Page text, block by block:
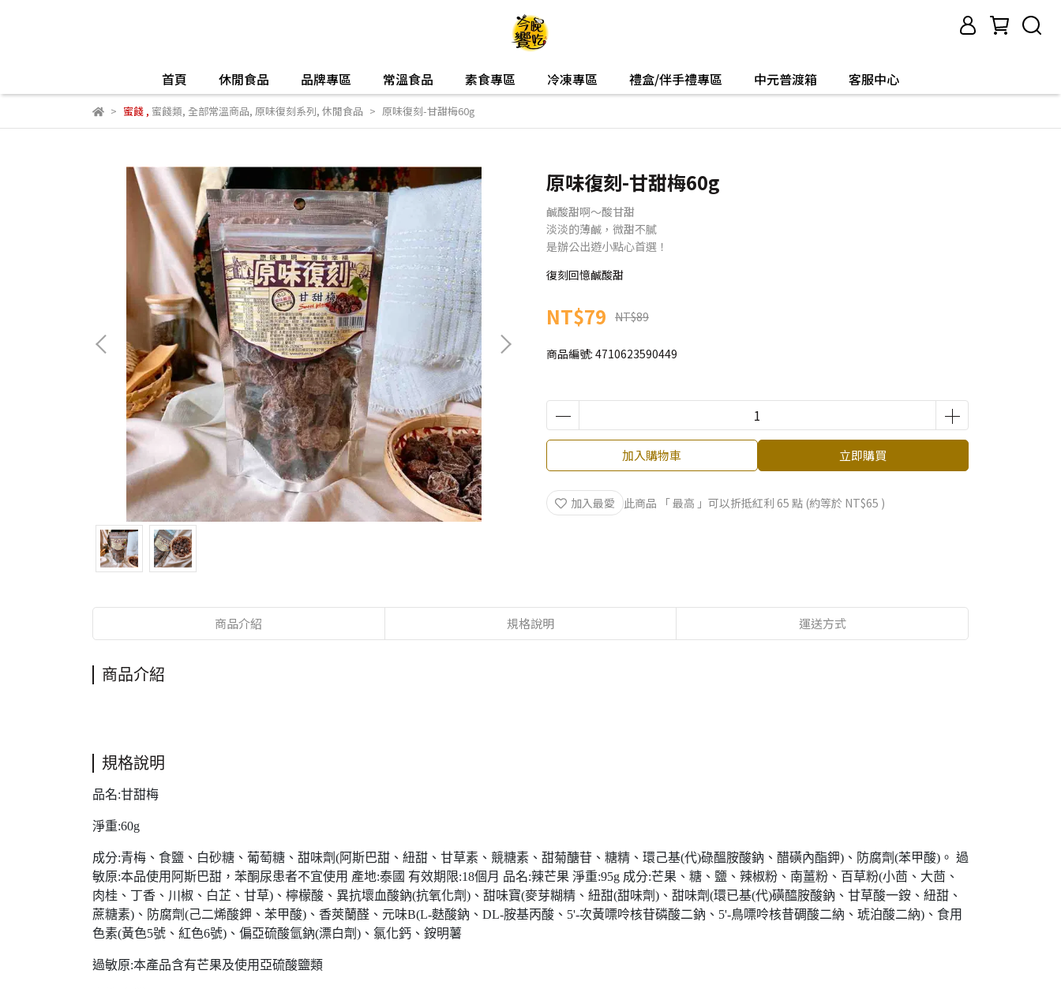
首頁 休閒食品 品牌專區 常溫食品 素食專區 冷凍專區 禮盒/伴手禮專區 中元普渡箱 客服中心
蜜餞, 蜜餞類, 全部常溫商品, 原味復刻系列, 休閒食品 原味復刻-甘甜梅60g
原味復刻-甘甜梅60g
鹹酸甜啊～酸甘甜
淡淡的薄鹹，微甜不膩
是辦公出遊小點心首選！
復刻回憶鹹酸甜
NT$79 NT$89
商品編號: 4710623590449
加入購物車 立即購買
加入最愛 此商品 「 最高 」可以折抵紅利 65 點 (約等於 NT$65 )
商品介紹 規格說明 運送方式
商品介紹
規格說明
品名:甘甜梅
淨重:60g
成分:青梅、食鹽、白砂糖、葡萄糖、甜味劑(阿斯巴甜、紐甜、甘草素、競糖素、甜菊醣苷、糖精、環己基(代)碌醞胺酸鈉、醋磺內酯鉀)、防腐劑(苯甲酸)。 過
敏原:本品使用阿斯巴甜，苯酮尿患者不宜使用 產地:泰國 有效期限:18個月 品名:辣芒果 淨重:95g 成分:芒果、糖、鹽、辣椒粉、南薑粉、百草粉(小茴、大茴、
肉桂、丁香、川椒、白芷、甘草)、檸檬酸、異抗壞血酸鈉(抗氧化劑)、甜味寶(麥芽糊精、紐甜(甜味劑)、甜味劑(環已基(代)磺醯胺酸鈉、甘草酸一銨、紐甜、
蔗糖素)、防腐劑(己二烯酸鉀、苯甲酸)、香莢蘭醛、元味B(L-麩酸鈉、DL-胺基丙酸、5'-次黃嘌呤核苷磷酸二鈉、5'-鳥嘌呤核昔碉酸二納、琥泊酸二納)、食用
色素(黃色5號、紅色6號)、偏亞硫酸氫鈉(漂白劑)、氯化鈣、銨明薯
過敏原:本產品含有芒果及使用亞硫酸鹽類